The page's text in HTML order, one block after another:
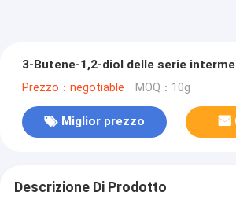
3-Butene-1,2-diol delle serie
Prezzo：negotiable MOQ：10g
Miglior prezzo
Descrizione Di Prodotto